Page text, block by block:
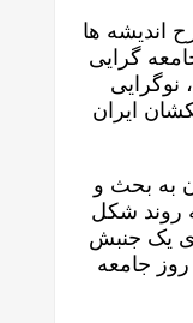
انديشه ها
گرايی
نوگرايی
ايران
به بحث و
روند شکل
يک جنبش
جامعه